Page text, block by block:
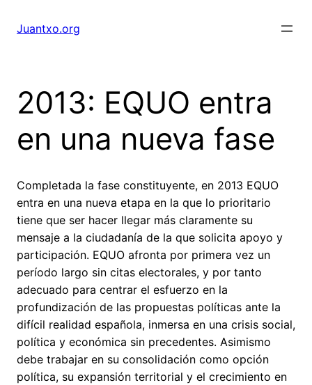
Juantxo.org
2013: EQUO entra
en una nueva fase
Completada la fase constituyente, en 2013 EQUO
entra en una nueva etapa en la que lo prioritario
tiene que ser hacer llegar más claramente su
mensaje a la ciudadanía de la que solicita apoyo y
participación. EQUO afronta por primera vez un
período largo sin citas electorales, y por tanto
adecuado para centrar el esfuerzo en la
profundización de las propuestas políticas ante la
difícil realidad española, inmersa en una crisis social,
política y económica sin precedentes. Asimismo
debe trabajar en su consolidación como opción
política, su expansión territorial y el crecimiento en